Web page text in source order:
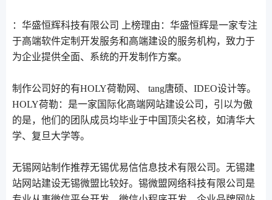
：华盛恒辉科技有限公司 上榜理由：华盛恒辉是一家专注
于高端软件定制开发服务和高端建设的服务机构，致力于
为企业提供全面、系统的开发制作方案。
制作公司好的有HOLY荷勒网、 tang唐硕、IDEO设计等。
HOLY荷勒：是一家国际化高端网站建设公司，引以为傲
的是，他们的团队成员均毕业于中国顶尖名校，如清华大
学、复旦大学等。
无锡网站制作推荐无锡优易信信息技术有限公司。无锡建
站网站建设无锡微盟比较好。锡微盟网络科技有限公司是